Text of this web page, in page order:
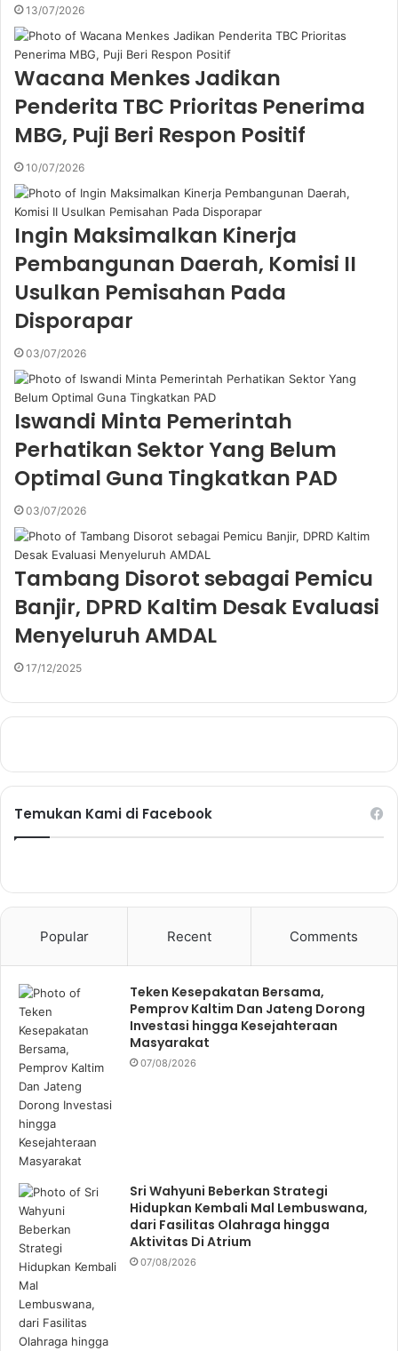
13/07/2026
Wacana Menkes Jadikan
Penderita TBC Prioritas Penerima
MBG, Puji Beri Respon Positif
10/07/2026
Ingin Maksimalkan Kinerja
Pembangunan Daerah, Komisi II
Usulkan Pemisahan Pada
Disporapar
03/07/2026
Iswandi Minta Pemerintah
Perhatikan Sektor Yang Belum
Optimal Guna Tingkatkan PAD
03/07/2026
Tambang Disorot sebagai Pemicu
Banjir, DPRD Kaltim Desak Evaluasi
Menyeluruh AMDAL
17/12/2025
Temukan Kami di Facebook
Popular Recent Comments
Teken Kesepakatan Bersama,
Pemprov Kaltim Dan Jateng Dorong
Investasi hingga Kesejahteraan
Masyarakat
07/08/2026
Sri Wahyuni Beberkan Strategi
Hidupkan Kembali Mal Lembuswana,
dari Fasilitas Olahraga hingga
Aktivitas Di Atrium
07/08/2026